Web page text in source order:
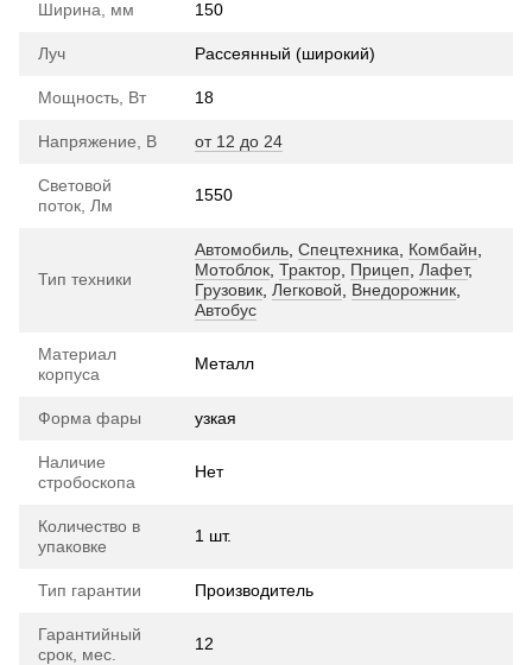
Ширина, мм 150
Луч Рассеянный (широкий)
Мощность, Вт 18
Напряжение, В от 12 до 24
Световой
поток, Лм
1550
Тип техники
Автомобиль Спецтехника Комбайн
Мотоблок Трактор Прицеп Лафет,
Грузовик Легковой Внедорожник
Автобус
Материал
корпуса
Металл
Форма фары узкая
Наличие
стробоскопа
Нет
Количество в
упаковке
1 шт.
Тип гарантии Производитель
Гарантийный
срок, мес.
12